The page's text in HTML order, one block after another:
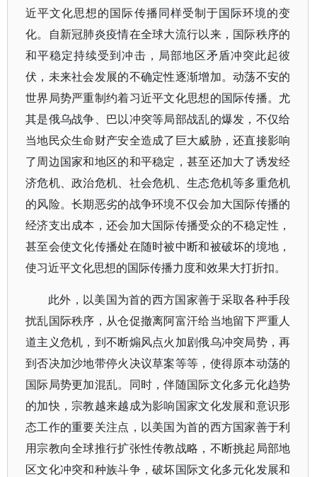
近平文化思想的国际传播同样受制于国际环境的变
化。自新冠肺炎疫情在全球大流行以来，国际秩序的
和平稳定持续受到冲击，局部地区矛盾冲突此起彼
伏，未来社会发展的不确定性逐渐增加。动荡不安的
世界局势严重制约着习近平文化思想的国际传播。尤
其是俄乌战争、巴以冲突等局部战乱的爆发，不仅给
当地民众生命财产安全造成了巨大威胁，还直接影响
了周边国家和地区的和平稳定，甚至还加大了诱发经
济危机、政治危机、社会危机、生态危机等多重危机
的风险。长期恶劣的战争环境不仅会加大国际传播的
经济支出成本，还会加大国际传播受众的不稳定性，
甚至会使文化传播处在随时被中断和被破坏的境地，
使习近平文化思想的国际传播力度和效果大打折扣。
此外，以美国为首的西方国家善于采取各种手段
扰乱国际秩序，从仓促撤离阿富汗给当地留下严重人
道主义危机，到不断煽风点火加剧俄乌冲突局势，再
到否决加沙地带停火决议草案等等，使得原本动荡的
国际局势更加混乱。同时，伴随国际文化多元化趋势
的加快，宗教越来越成为影响国家文化发展和意识形
态工作的重要关注点，以美国为首的西方国家善于利
用宗教向全球推行扩张性传教战略，不断挑起局部地
区文化冲突和种族斗争，破坏国际文化多元化发展和